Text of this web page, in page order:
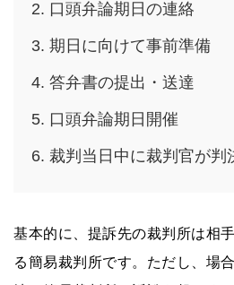
口頭弁論期日の連絡
期日に向けて事前準備
答弁書の提出・送達
口頭弁論期日開催
裁判当日中に裁判官が判
基本的に、提訴先の裁判所は相
る簡易裁判所です。ただし、場